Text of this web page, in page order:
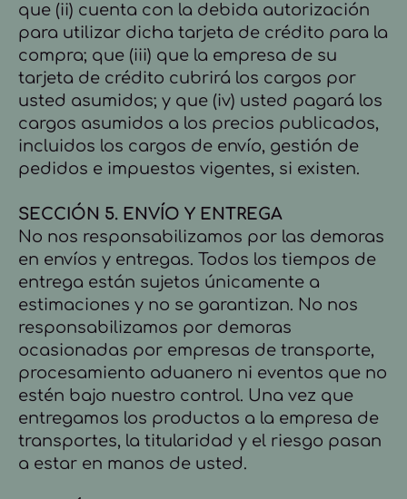
que (ii) cuenta con la debida autorización
para utilizar dicha tarjeta de crédito para la
compra; que (iii) que la empresa de su
tarjeta de crédito cubrirá los cargos por
usted asumidos; y que (iv) usted pagará los
cargos asumidos a los precios publicados,
incluidos los cargos de envío, gestión de
pedidos e impuestos vigentes, si existen.
SECCIÓN 5. ENVÍO Y ENTREGA
No nos responsabilizamos por las demoras
en envíos y entregas. Todos los tiempos de
entrega están sujetos únicamente a
estimaciones y no se garantizan. No nos
responsabilizamos por demoras
ocasionadas por empresas de transporte,
procesamiento aduanero ni eventos que no
estén bajo nuestro control. Una vez que
entregamos los productos a la empresa de
transportes, la titularidad y el riesgo pasan
a estar en manos de usted.